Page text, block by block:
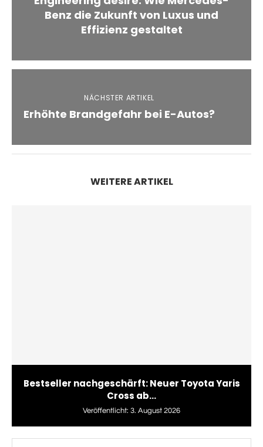
Benz die Zukunft von Luxus und
Effizienz gestaltet
NÄCHSTER ARTIKEL
Erhöhte Brandgefahr bei E-Autos?
WEITERE ARTIKEL
Bestseller nachgeschärft: Neuer Toyota Yaris
Cross ab...
Veröffentlicht: 3. August 2026